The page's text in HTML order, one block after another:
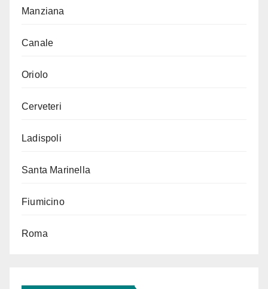
Manziana
Canale
Oriolo
Cerveteri
Ladispoli
Santa Marinella
Fiumicino
Roma